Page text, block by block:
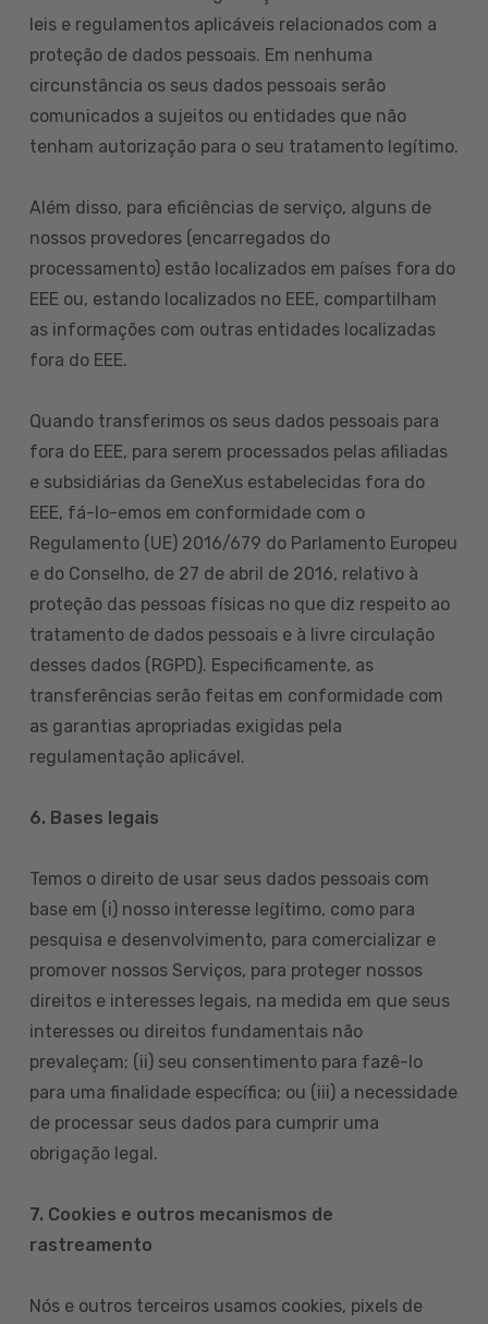
leis e regulamentos aplicáveis relacionados com a
proteção de dados pessoais. Em nenhuma
circunstância os seus dados pessoais serão
comunicados a sujeitos ou entidades que não
tenham autorização para o seu tratamento legítimo.
Além disso, para eficiências de serviço, alguns de
nossos provedores (encarregados do
processamento) estão localizados em países fora do
EEE ou, estando localizados no EEE, compartilham
as informações com outras entidades localizadas
fora do EEE.
Quando transferimos os seus dados pessoais para
fora do EEE, para serem processados pelas afiliadas
e subsidiárias da GeneXus estabelecidas fora do
EEE, fá-lo-emos em conformidade com o
Regulamento (UE) 2016/679 do Parlamento Europeu
e do Conselho, de 27 de abril de 2016, relativo à
proteção das pessoas físicas no que diz respeito ao
tratamento de dados pessoais e à livre circulação
desses dados (RGPD). Especificamente, as
transferências serão feitas em conformidade com
as garantias apropriadas exigidas pela
regulamentação aplicável.
6. Bases legais
Temos o direito de usar seus dados pessoais com
base em (i) nosso interesse legítimo, como para
pesquisa e desenvolvimento, para comercializar e
promover nossos Serviços, para proteger nossos
direitos e interesses legais, na medida em que seus
interesses ou direitos fundamentais não
prevaleçam; (ii) seu consentimento para fazê-lo
para uma finalidade específica; ou (iii) a necessidade
de processar seus dados para cumprir uma
obrigação legal.
7. Cookies e outros mecanismos de
rastreamento
Nós e outros terceiros usamos cookies, pixels de